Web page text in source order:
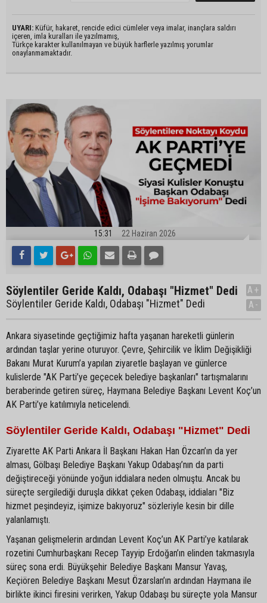
UYARI: Küfür, hakaret, rencide edici cümleler veya imalar, inançlara saldırı
içeren, imla kuralları ile yazılmamış,
Türkçe karakter kullanılmayan ve büyük harflerle yazılmış yorumlar
onaylanmamaktadır.
15:31 22 Haziran 2026
Söylentiler Geride Kaldı, Odabaşı "Hizmet" Dedi
Söylentiler Geride Kaldı, Odabaşı "Hizmet" Dedi
A+
A-
Ankara siyasetinde geçtiğimiz hafta yaşanan hareketli günlerin
ardından taşlar yerine oturuyor. Çevre, Şehircilik ve İklim Değişikliği
Bakanı Murat Kurum’a yapılan ziyaretle başlayan ve günlerce
kulislerde "AK Parti’ye geçecek belediye başkanları" tartışmalarını
beraberinde getiren süreç, Haymana Belediye Başkanı Levent Koç’un
AK Parti’ye katılımıyla neticelendi.
Söylentiler Geride Kaldı, Odabaşı "Hizmet" Dedi
Ziyarette AK Parti Ankara İl Başkanı Hakan Han Özcan’ın da yer
alması, Gölbaşı Belediye Başkanı Yakup Odabaşı’nın da parti
değiştireceği yönünde yoğun iddialara neden olmuştu. Ancak bu
süreçte sergilediği duruşla dikkat çeken Odabaşı, iddiaları "Biz
hizmet peşindeyiz, işimize bakıyoruz" sözleriyle kesin bir dille
yalanlamıştı.
Yaşanan gelişmelerin ardından Levent Koç’un AK Parti’ye katılarak
rozetini Cumhurbaşkanı Recep Tayyip Erdoğan’ın elinden takmasıyla
süreç sona erdi. Büyükşehir Belediye Başkanı Mansur Yavaş,
Keçiören Belediye Başkanı Mesut Özarslan’ın ardından Haymana ile
birlikte ikinci firesini verirken, Yakup Odabaşı bu süreçte yola Mansur